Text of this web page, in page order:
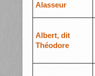
Alasseur
Albert, dit
Théodore